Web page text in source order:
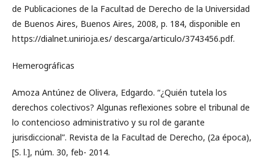
de Publicaciones de la Facultad de Derecho de la Universidad
de Buenos Aires, Buenos Aires, 2008, p. 184, disponible en
https://dialnet.unirioja.es/ descarga/articulo/3743456.pdf.
Hemerográficas
Amoza Antúnez de Olivera, Edgardo. “¿Quién tutela los
derechos colectivos? Algunas reflexiones sobre el tribunal de
lo contencioso administrativo y su rol de garante
jurisdiccional”. Revista de la Facultad de Derecho, (2a época),
[S. l.], núm. 30, feb- 2014.